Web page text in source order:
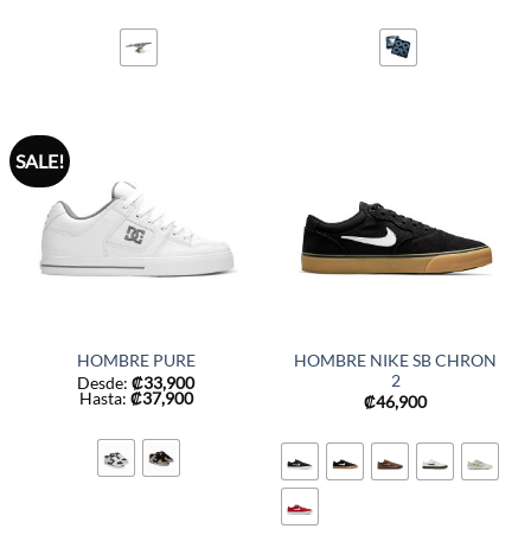
SALE!
HOMBRE PURE
Desde: ₡33,900
Hasta: ₡37,900
HOMBRE NIKE SB CHRON
2
₡46,900